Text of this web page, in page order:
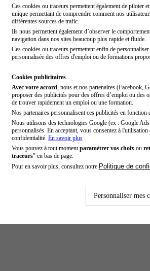
Ces cookies ou traceurs permettent également de piloter
unique permettant de comprendre comment nos
différentes sources de trafic.
Ils nous permettent également d’observer le
navigation dans nos sites beaucoup plus rapide et fluide.
Ces cookies ou traceurs permettent enfin de
personnalisée des offres d'emploi ou de formations
Cookies publicitaires
Avec votre accord , nous et nos partenaires
proposer des publicités pour des offres d’emploi ou des
de trouver rapidement un emploi ou une formation.
Nos partenaires personnalisent ces publicités en
Nous utilisons des technologies Google (ex : Google
personnalisés. En acceptant, vous consentez à
confidentialité. En savoir plus
Vous pouvez à tout moment paramétrer vos choixou
traceurs" en bas de page.
Pour en savoir plus, consultez notre Politique de
Personnaliser mes